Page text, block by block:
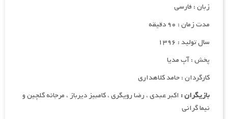
زبان : فارسی
مدت زمان : ۹۰ دقیقه
سال تولید : ۱۳۹۶
پخش : آپ مدیا
کارگردان : حامد کلاهداری
بازیگران : اکبر عبدی ، رضا رویگری ، کامبیز دیرباز ، مرجانه گلچین و
نیما گرانی